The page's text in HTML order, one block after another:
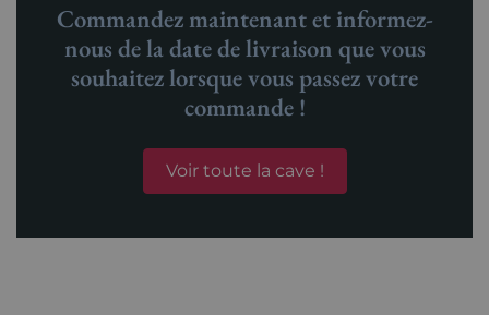
Commandez maintenant et informez-
nous de la date de livraison que vous
souhaitez lorsque vous passez votre
commande !
Voir toute la cave !